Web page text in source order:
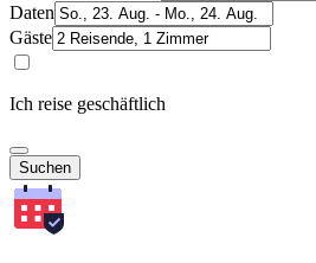
Daten
Gäste
Ich reise geschäftlich
Suchen